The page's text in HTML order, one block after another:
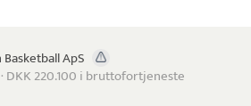
ApS
DKK 220.100 i bruttofortjeneste